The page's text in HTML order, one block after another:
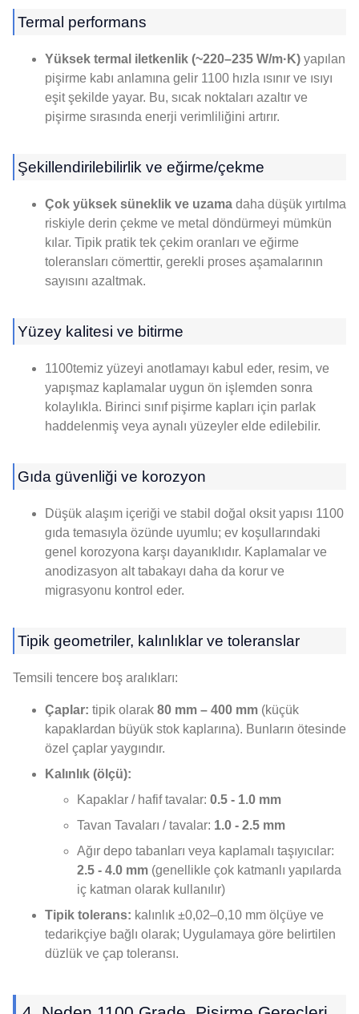
Termal performans
Yüksek termal iletkenlik (~220–235 W/m·K) yapılan
pişirme kabı anlamına gelir 1100 hızla ısınır ve ısıyı
eşit şekilde yayar. Bu, sıcak noktaları azaltır ve
pişirme sırasında enerji verimliliğini artırır.
Şekillendirilebilirlik ve eğirme/çekme
Çok yüksek süneklik ve uzama daha düşük yırtılma
riskiyle derin çekme ve metal döndürmeyi mümkün
kılar. Tipik pratik tek çekim oranları ve eğirme
toleransları cömerttir, gerekli proses aşamalarının
sayısını azaltmak.
Yüzey kalitesi ve bitirme
1100temiz yüzeyi anotlamayı kabul eder, resim, ve
yapışmaz kaplamalar uygun ön işlemden sonra
kolaylıkla. Birinci sınıf pişirme kapları için parlak
haddelenmiş veya aynalı yüzeyler elde edilebilir.
Gıda güvenliği ve korozyon
Düşük alaşım içeriği ve stabil doğal oksit yapısı 1100
gıda temasıyla özünde uyumlu; ev koşullarındaki
genel korozyona karşı dayanıklıdır. Kaplamalar ve
anodizasyon alt tabakayı daha da korur ve
migrasyonu kontrol eder.
Tipik geometriler, kalınlıklar ve toleranslar
Temsili tencere boş aralıkları:
Çaplar: tipik olarak 80 mm – 400 mm (küçük
kapaklardan büyük stok kaplarına). Bunların ötesinde
özel çaplar yaygındır.
Kalınlık (ölçü):
Kapaklar / hafif tavalar: 0.5 - 1.0 mm
Tavan Tavaları / tavalar: 1.0 - 2.5 mm
Ağır depo tabanları veya kaplamalı taşıyıcılar:
2.5 - 4.0 mm (genellikle çok katmanlı yapılarda
iç katman olarak kullanılır)
Tipik tolerans: kalınlık ±0,02–0,10 mm ölçüye ve
tedarikçiye bağlı olarak; Uygulamaya göre belirtilen
düzlük ve çap toleransı.